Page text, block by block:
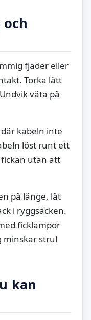
fjäder eller
Torka lätt
väta på
kabeln inte
löst runt ett
utan att
på länge, låt
i ryggsäcken.
ficklampor
minskar strul
kan